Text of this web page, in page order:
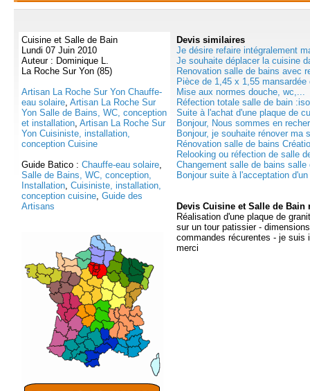
Cuisine et Salle de Bain
Lundi 07 Juin 2010
Auteur : Dominique L.
La Roche Sur Yon (85)
Artisan La Roche Sur Yon Chauffe-
eau solaire, Artisan La Roche Sur
Yon Salle de Bains, WC, conception
et installation, Artisan La Roche Sur
Yon Cuisiniste, installation,
conception Cuisine
Guide Batico : Chauffe-eau solaire,
Salle de Bains, WC, conception,
Installation, Cuisiniste, installation,
conception cuisine, Guide des
Artisans
Devis similaires
Je désire refaire intégralement
Je souhaite déplacer la cuisine
Renovation salle de bains avec
Pièce de 1,45 x 1,55
Mise aux normes douche, wc,...
Réfection totale salle de bain
Suite à l'achat d'une plaque de
Bonjour, Nous sommes en
Bonjour, je souhaite rénover ma
Rénovation salle de bains
Relooking ou réfection de salle
Changement salle de bains salle
Bonjour suite à l'acceptation
Devis Cuisine et Salle de Bain
Réalisation d'une plaque de
sur un tour patissier -
commandes récurentes - je suis
merci